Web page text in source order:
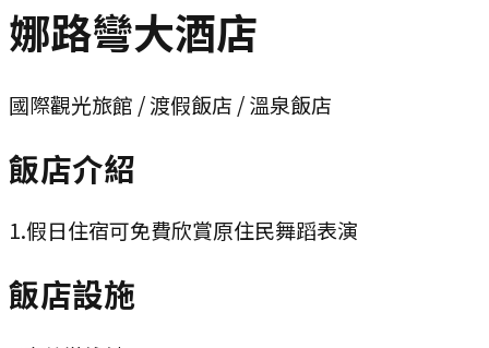
娜路彎大酒店
國際觀光旅館 / 渡假飯店 / 溫泉飯店
飯店介紹
1.假日住宿可免費欣賞原住民舞蹈表演
飯店設施